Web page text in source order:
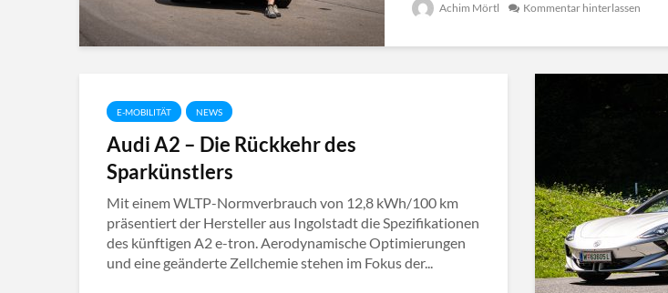
Achim Mörtl Kommentar hinterlassen
E-MOBILITÄT NEWS
Audi A2 – Die Rückkehr des
Sparkünstlers
Mit einem WLTP-Normverbrauch von 12,8 kWh/100 km
präsentiert der Hersteller aus Ingolstadt die Spezifikationen
des künftigen A2 e-tron. Aerodynamische Optimierungen
und eine geänderte Zellchemie stehen im Fokus der...